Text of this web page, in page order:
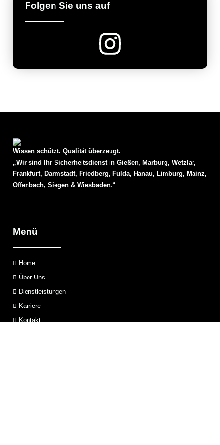
Folgen Sie uns auf
Wissen schützt. Qualität überzeugt.
„Wir sind Ihr Sicherheitsdienst in Gießen, Marburg, Wetzlar,
Frankfurt, Darmstadt, Friedberg, Fulda, Hanau, Limburg, Mainz,
Offenbach, Siegen& Wiesbaden.“
Menü
Home
Über Uns
Dienstleistungen
Karriere
Kontakt